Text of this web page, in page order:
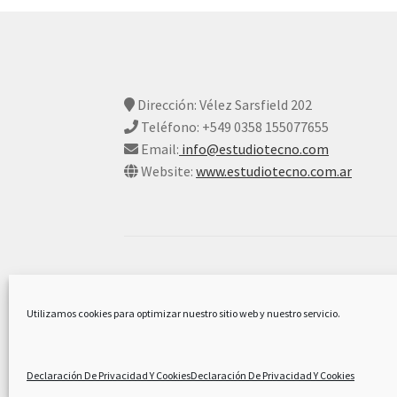
Utilizamos cookies para optimizar nuestro sitio web y nuestro servicio.
Declaración De Privacidad Y CookiesDeclaración De Privacidad Y Cookies
Dirección: Vélez Sarsfield 202
Teléfono: +549 0358 155077655
Email: info@estudiotecno.com
Website:www.estudiotecno.com.ar
Declaración De Privacidad Y Cookies